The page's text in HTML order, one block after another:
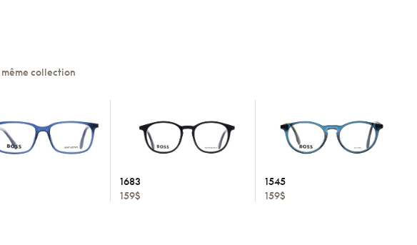
collection
1683
159$
1545
159$